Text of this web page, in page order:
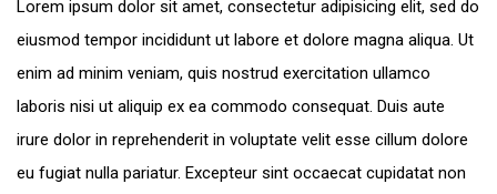
Lorem ipsum dolor sit amet, consectetur adipisicing elit, sed do
eiusmod tempor incididunt ut labore et dolore magna aliqua. Ut
enim ad minim veniam, quis nostrud exercitation ullamco
laboris nisi ut aliquip ex ea commodo consequat. Duis aute
irure dolor in reprehenderit in voluptate velit esse cillum dolore
eu fugiat nulla pariatur. Excepteur sint occaecat cupidatat non